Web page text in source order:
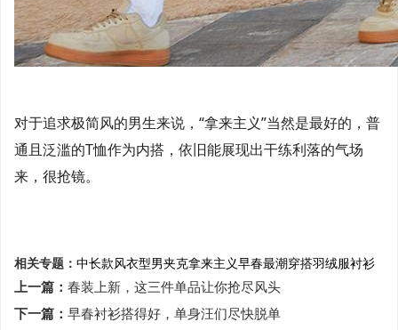
对于追求极简风的男生来说，“拿来主义”当然是最好的，普
通且泛滥的T恤作为内搭，依旧能展现出干练利落的气场
来，很抢镜。
相关专题： 中长款风衣型男夹克拿来主义早春最潮穿搭羽绒服衬衫
上一篇： 春装上新，这三件单品让你抢尽风头
下一篇： 早春衬衫搭得好，单身汪们尽快脱单